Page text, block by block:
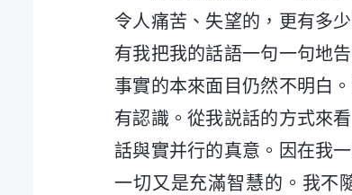
令人痛苦、失望的，更有多
有我把我的話語一句一句地
事實的本來面目仍然不明白
有認識。從我説話的方式來
話與實并行的真意。因在我
一切又是充滿智慧的。我不